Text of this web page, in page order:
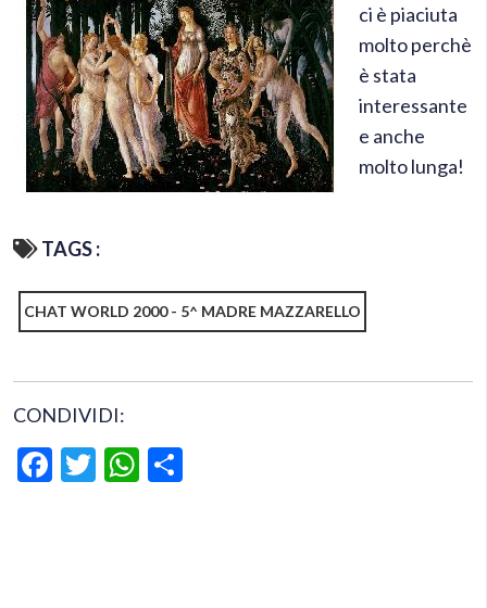
ci è piaciuta
molto perchè
è stata
interessante
e anche
molto lunga!
TAGS :
CHAT WORLD 2000 - 5^ MADRE MAZZARELLO
CONDIVIDI:
Facebook
TwitterWhatsApp